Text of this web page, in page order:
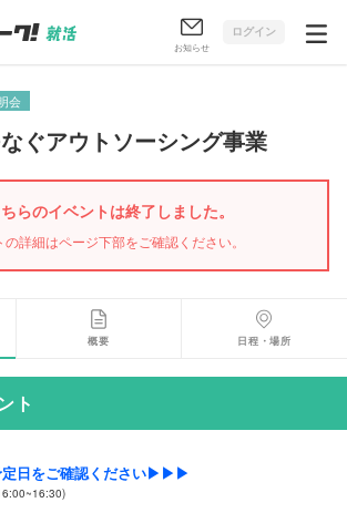
お知らせ
ログイン
会
ぐアウトソーシング事業
らのイベントは終了しました。
の詳細はページ下部をご確認ください。
概要 日程・場所
ト
定日をご確認ください▶▶▶